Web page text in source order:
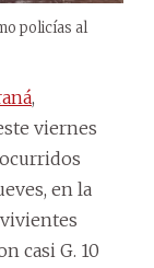
policías al
,
viernes
en la
casi G. 10